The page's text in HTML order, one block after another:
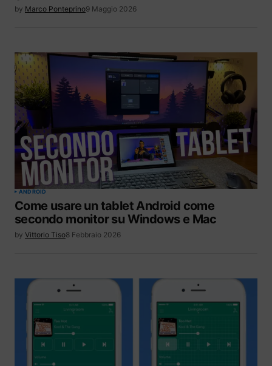
by Marco Ponteprino9 Maggio 2026
ANDROID
Come usare un tablet Android come
secondo monitor su Windows e Mac
by Vittorio Tiso8 Febbraio 2026